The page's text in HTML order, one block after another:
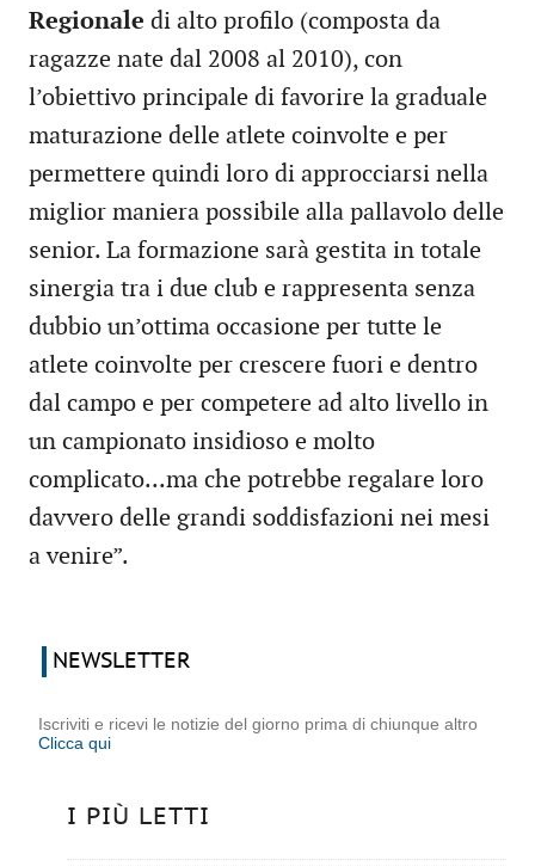
Regionale di alto profilo (composta da
ragazze nate dal 2008 al 2010), con
l’obiettivo principale di favorire la graduale
maturazione delle atlete coinvolte e per
permettere quindi loro di approcciarsi nella
miglior maniera possibile alla pallavolo delle
senior. La formazione sarà gestita in totale
sinergia tra i due club e rappresenta senza
dubbio un’ottima occasione per tutte le
atlete coinvolte per crescere fuori e dentro
dal campo e per competere ad alto livello in
un campionato insidioso e molto
complicato...ma che potrebbe regalare loro
davvero delle grandi soddisfazioni nei mesi
a venire”.
NEWSLETTER
Iscriviti e ricevi le notizie del giorno prima di chiunque altro
Clicca qui
I PIÙ LETTI